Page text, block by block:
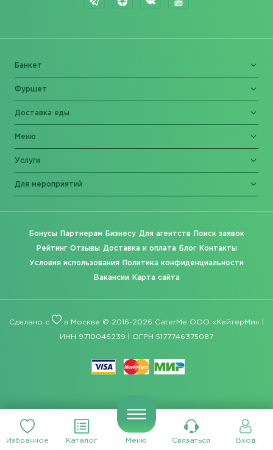
Избранное Каталог Меню Связаться Вход
Банкет
Фуршет
Доставка еды
Меню
Услуги
Для мероприятий
Бонусы Партнерам Бизнесу Для агентств Поиск заявок
Рейтинг Отзывы Доставка и оплата Блог Контакты
Условия использования Политика конфиденциальности
Вакансии Карта сайта
Сделано с в Москве © 2016-2026 CaterMe ООО «КейтерМи» |
ИНН 9710046239 | ОГРН 5177746375087